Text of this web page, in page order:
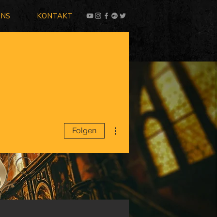
KONTAKT
Folgen
Weitere Optionen